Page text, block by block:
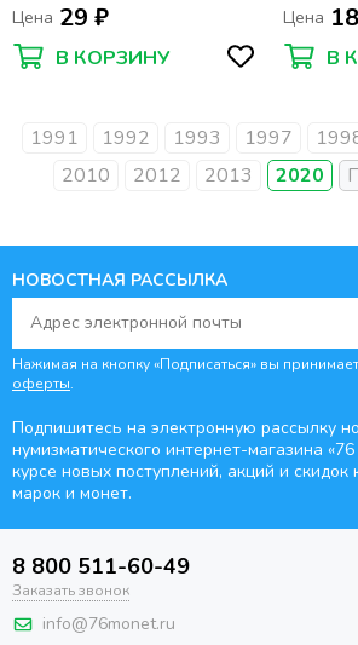
Цена 29 ₽
В КОРЗИНУ
Цена
В
1991 1992 1993 1997
2010
2012 2013 2020
НОВОСТНАЯ РАССЫЛКА
Нажимая на кнопку «Подписаться» вы
оферты.
Подпишитесь на электронную рассылку
нумизматического интернет-магазина
курсе новых поступлений, акций и скидок
марок и монет.
8 800 511-60-49
Заказать звонок
info@76monet.ru